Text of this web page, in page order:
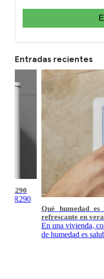
Entradas recientes
R290
R290
Qué humedad es
refrescante en
En una vivienda,
de humedad es